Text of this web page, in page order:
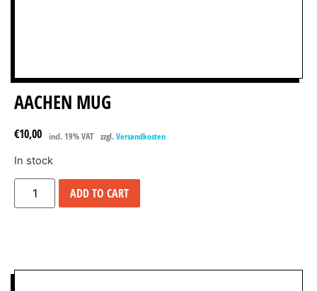
AACHEN MUG
€10,00 incl. 19% VAT zzgl. Versandkosten
In stock
ADD TO CART